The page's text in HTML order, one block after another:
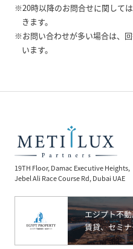
※20時以降のお問合せに関して
きます。
※お問い合わせが多い場合は、
います。
19TH Floor, Damac Executive Heights,
Jebel Ali Race Course Rd, Dubai UAE